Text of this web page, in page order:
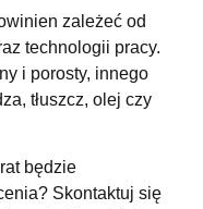
zależeć od
technologii pracy.
i porosty, innego
tłuszcz, olej czy
będzie
Skontaktuj się